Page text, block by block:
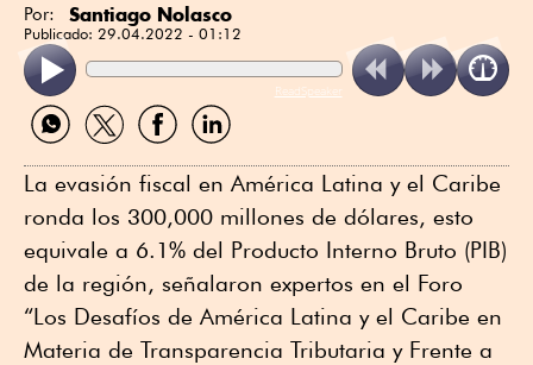
Por: Santiago Nolasco
Publicado: 29.04.2022 - 01:12
ReadSpeaker
Compartir
por
Compartir
por
Compartir
por
Compartir
por
La evasión fiscal en América Latina y el Caribe
ronda los 300,000 millones de dólares, esto
equivale a 6.1% del Producto Interno Bruto (PIB)
de la región, señalaron expertos en el Foro
“Los Desafíos de América Latina y el Caribe en
Materia de Transparencia Tributaria y Frente a